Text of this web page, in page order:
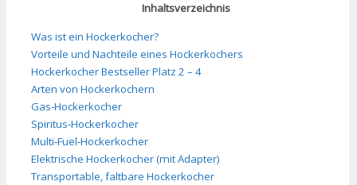
Inhaltsverzeichnis
Was ist ein Hockerkocher?
Vorteile und Nachteile eines Hockerkochers
Hockerkocher Bestseller Platz 2 – 4
Arten von Hockerkochern
Gas‑Hockerkocher
Spiritus‑Hockerkocher
Multi‑Fuel‑Hockerkocher
Elektrische Hockerkocher (mit Adapter)
Transportable, faltbare Hockerkocher